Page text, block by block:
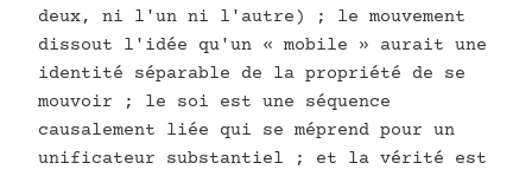
deux, ni l'un ni l'autre) ; le mouvement
dissout l'idée qu'un « mobile » aurait une
identité séparable de la propriété de se
mouvoir ; le soi est une séquence
causalement liée qui se méprend pour un
unificateur substantiel ; et la vérité est